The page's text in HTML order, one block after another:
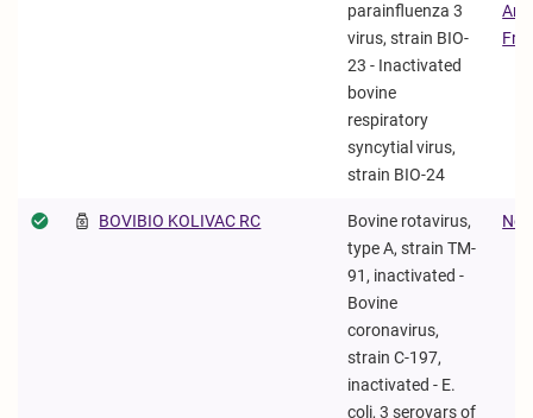
parainfluenza 3
virus, strain BIO-
23 - Inactivated
bovine
respiratory
syncytial virus,
strain BIO-24
BOVIBIO KOLIVAC RC
Bovine rotavirus,
type A, strain TM-
91, inactivated -
Bovine
coronavirus,
strain C-197,
inactivated - E.
coli, 3 serovars of